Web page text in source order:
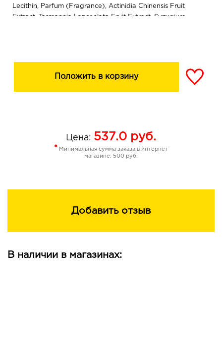
Lecithin, Parfum (Fragrance), Actinidia Chinensis Fruit
Extract, Tasmannia Lanceolata Fruit Extract, Syzygium
Положить в корзину
Цена: 537.0 руб.
* Минимальная сумма заказа в интернет
магазине: 500 руб.
Добавить отзыв
В наличии в магазинах: